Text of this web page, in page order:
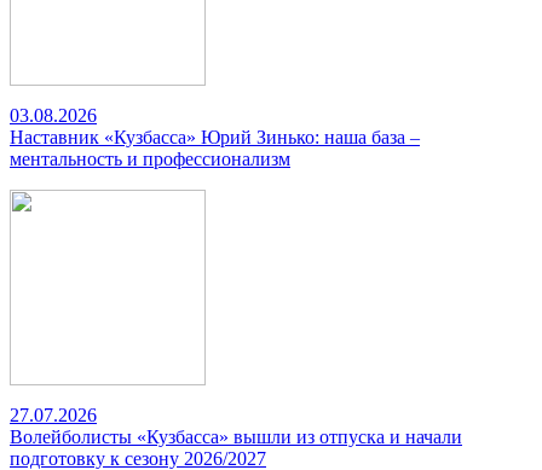
03.08.2026
Наставник «Кузбасса» Юрий Зинько: наша база –
ментальность и профессионализм
27.07.2026
Волейболисты «Кузбасса» вышли из отпуска и начали
подготовку к сезону 2026/2027